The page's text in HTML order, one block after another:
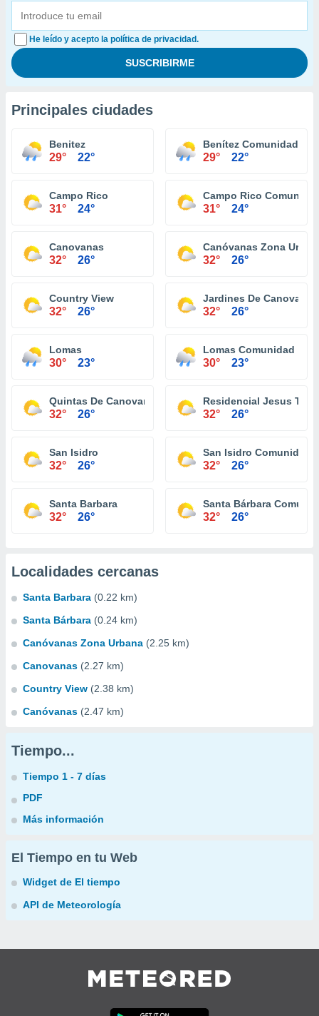
He leído y acepto la política de privacidad.
Principales ciudades
Benitez
29° 22°
Benítez Comunidad
29° 22°
Campo Rico
31° 24°
Campo Rico
31° 24°
Canovanas
32° 26°
Canóvanas Zona
32° 26°
Country View
32° 26°
Jardines De Canovanas
32° 26°
Lomas
30° 23°
Lomas Comunidad
30° 23°
Quintas De Canovanas
32° 26°
Residencial Jesus T
32° 26°
San Isidro
32° 26°
San Isidro Comunidad
32° 26°
Santa Barbara
32° 26°
Santa Bárbara
32° 26°
Localidades cercanas
Santa Barbara (0.22 km)
Santa Bárbara (0.24 km)
Canóvanas Zona Urbana (2.25 km)
Canovanas (2.27 km)
Country View (2.38 km)
Canóvanas (2.47 km)
Tiempo...
Tiempo 1 - 7 días
PDF
Más información
El Tiempo en tu Web
Widget de El tiempo
API de Meteorología